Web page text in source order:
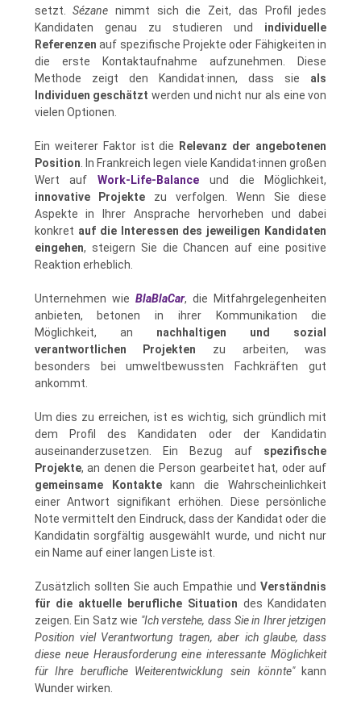
setzt.Sézane nimmt sich die Zeit, das Profil jedes
Kandidaten genau zu studieren und individuelle
Referenzen auf spezifische Projekte oder Fähigkeiten in
die erste Kontaktaufnahme aufzunehmen. Diese
Methode zeigt den Kandidat·innen, dass sie als
Individuen geschätzt werden und nicht nur als eine von
vielen Optionen.
Ein weiterer Faktor ist die
Relevanz der angebotenen
Position . In Frankreich legen viele Kandidat·innen großen
Wert aufWork-Life-Balance und die Möglichkeit,
innovative Projekte zu verfolgen. Wenn Sie diese
Aspekte in Ihrer Ansprache hervorheben und dabei
konkret auf die Interessen des jeweiligen Kandidaten
eingehen, steigern Sie die Chancen auf eine positive
Reaktion erheblich.
Unternehmen wie BlaBlaCar, die Mitfahrgelegenheiten
anbieten, betonen in ihrer Kommunikation die
Möglichkeit, an nachhaltigen und sozial
verantwortlichen Projekten zu arbeiten, was
besonders bei umweltbewussten Fachkräften gut
ankommt.
Um dies zu erreichen, ist es wichtig, sich gründlich mit
dem Profil des Kandidaten oder der Kandidatin
auseinanderzusetzen. Ein Bezug auf spezifische
Projekte, an denen die Person gearbeitet hat, oder auf
gemeinsame Kontaktekann die Wahrscheinlichkeit
einer Antwort signifikant erhöhen. Diese persönliche
Note vermittelt den Eindruck, dass der Kandidat oder die
Kandidatin sorgfältig ausgewählt wurde, und nicht nur
ein Name auf einer langen Liste ist.
Zusätzlich sollten Sie auch Empathie undVerständnis
für die aktuelle berufliche Situation des Kandidaten
zeigen. Ein Satz wie "Ich verstehe, dass Sie in Ihrer jetzigen
Position viel Verantwortung tragen, aber ich glaube, dass
diese neue Herausforderung eine interessante Möglichkeit
für Ihre berufliche Weiterentwicklung sein könnte"kann
Wunder wirken.